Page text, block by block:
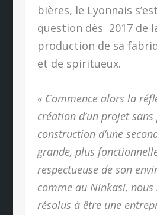
bières, le Lyonnais
question dès 2017 de
production de sa
et de spiritueux.
« Commence alors la
création d’un projet
construction d’une
grande, plus
respectueuse de son
comme au Ninkasi, nous
résolus à être une